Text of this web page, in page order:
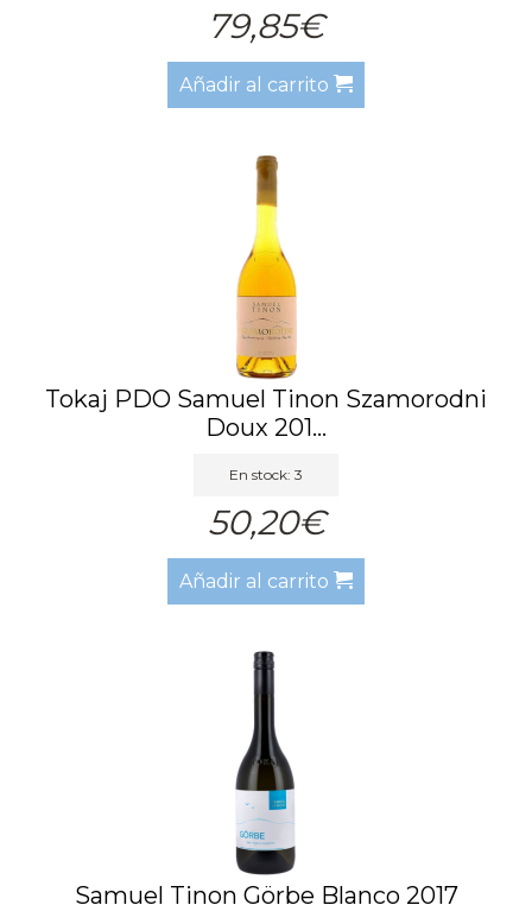
79,85€
Añadir al carrito
Tokaj PDO Samuel Tinon Szamorodni
Doux 201...
En stock: 3
50,20€
Añadir al carrito
Samuel Tinon Görbe Blanco 2017